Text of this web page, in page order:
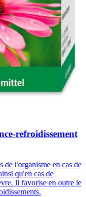
refroidissement
de l'organisme en cas de
qu'en cas de
Il favorise en outre le